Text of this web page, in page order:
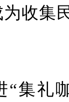
收集
礼咖